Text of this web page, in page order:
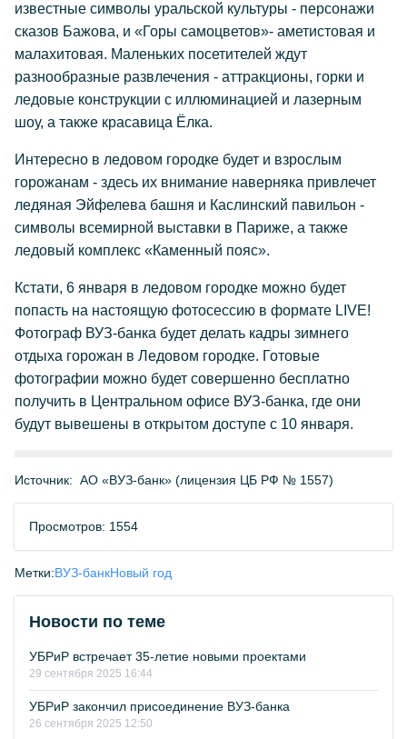
известные символы уральской культуры - персонажи
сказов Бажова, и «Горы самоцветов»- аметистовая и
малахитовая. Маленьких посетителей ждут
разнообразные развлечения - аттракционы, горки и
ледовые конструкции с иллюминацией и лазерным
шоу, а также красавица Ёлка.
Интересно в ледовом городке будет и взрослым
горожанам - здесь их внимание наверняка привлечет
ледяная Эйфелева башня и Каслинский павильон -
символы всемирной выставки в Париже, а также
ледовый комплекс «Каменный пояс».
Кстати, 6 января в ледовом городке можно будет
попасть на настоящую фотосессию в формате LIVE!
Фотограф ВУЗ-банка будет делать кадры зимнего
отдыха горожан в Ледовом городке. Готовые
фотографии можно будет совершенно бесплатно
получить в Центральном офисе ВУЗ-банка, где они
будут вывешены в открытом доступе с 10 января.
Источник: АО «ВУЗ-банк» (лицензия ЦБ РФ № 1557)
Просмотров: 1554
Метки:ВУЗ-банкНовый год
Новости по теме
УБРиР встречает 35-летие новыми проектами
29 сентября 2025 16:44
УБРиР закончил присоединение ВУЗ-банка
26 сентября 2025 12:50